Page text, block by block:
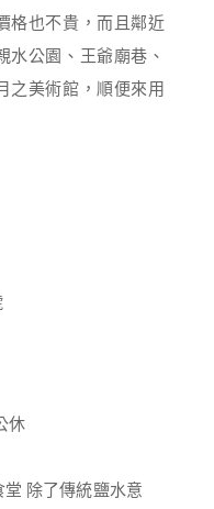
格也不貴，而且鄰近
水公園、王爺廟巷、
之美術館，順便來用
休